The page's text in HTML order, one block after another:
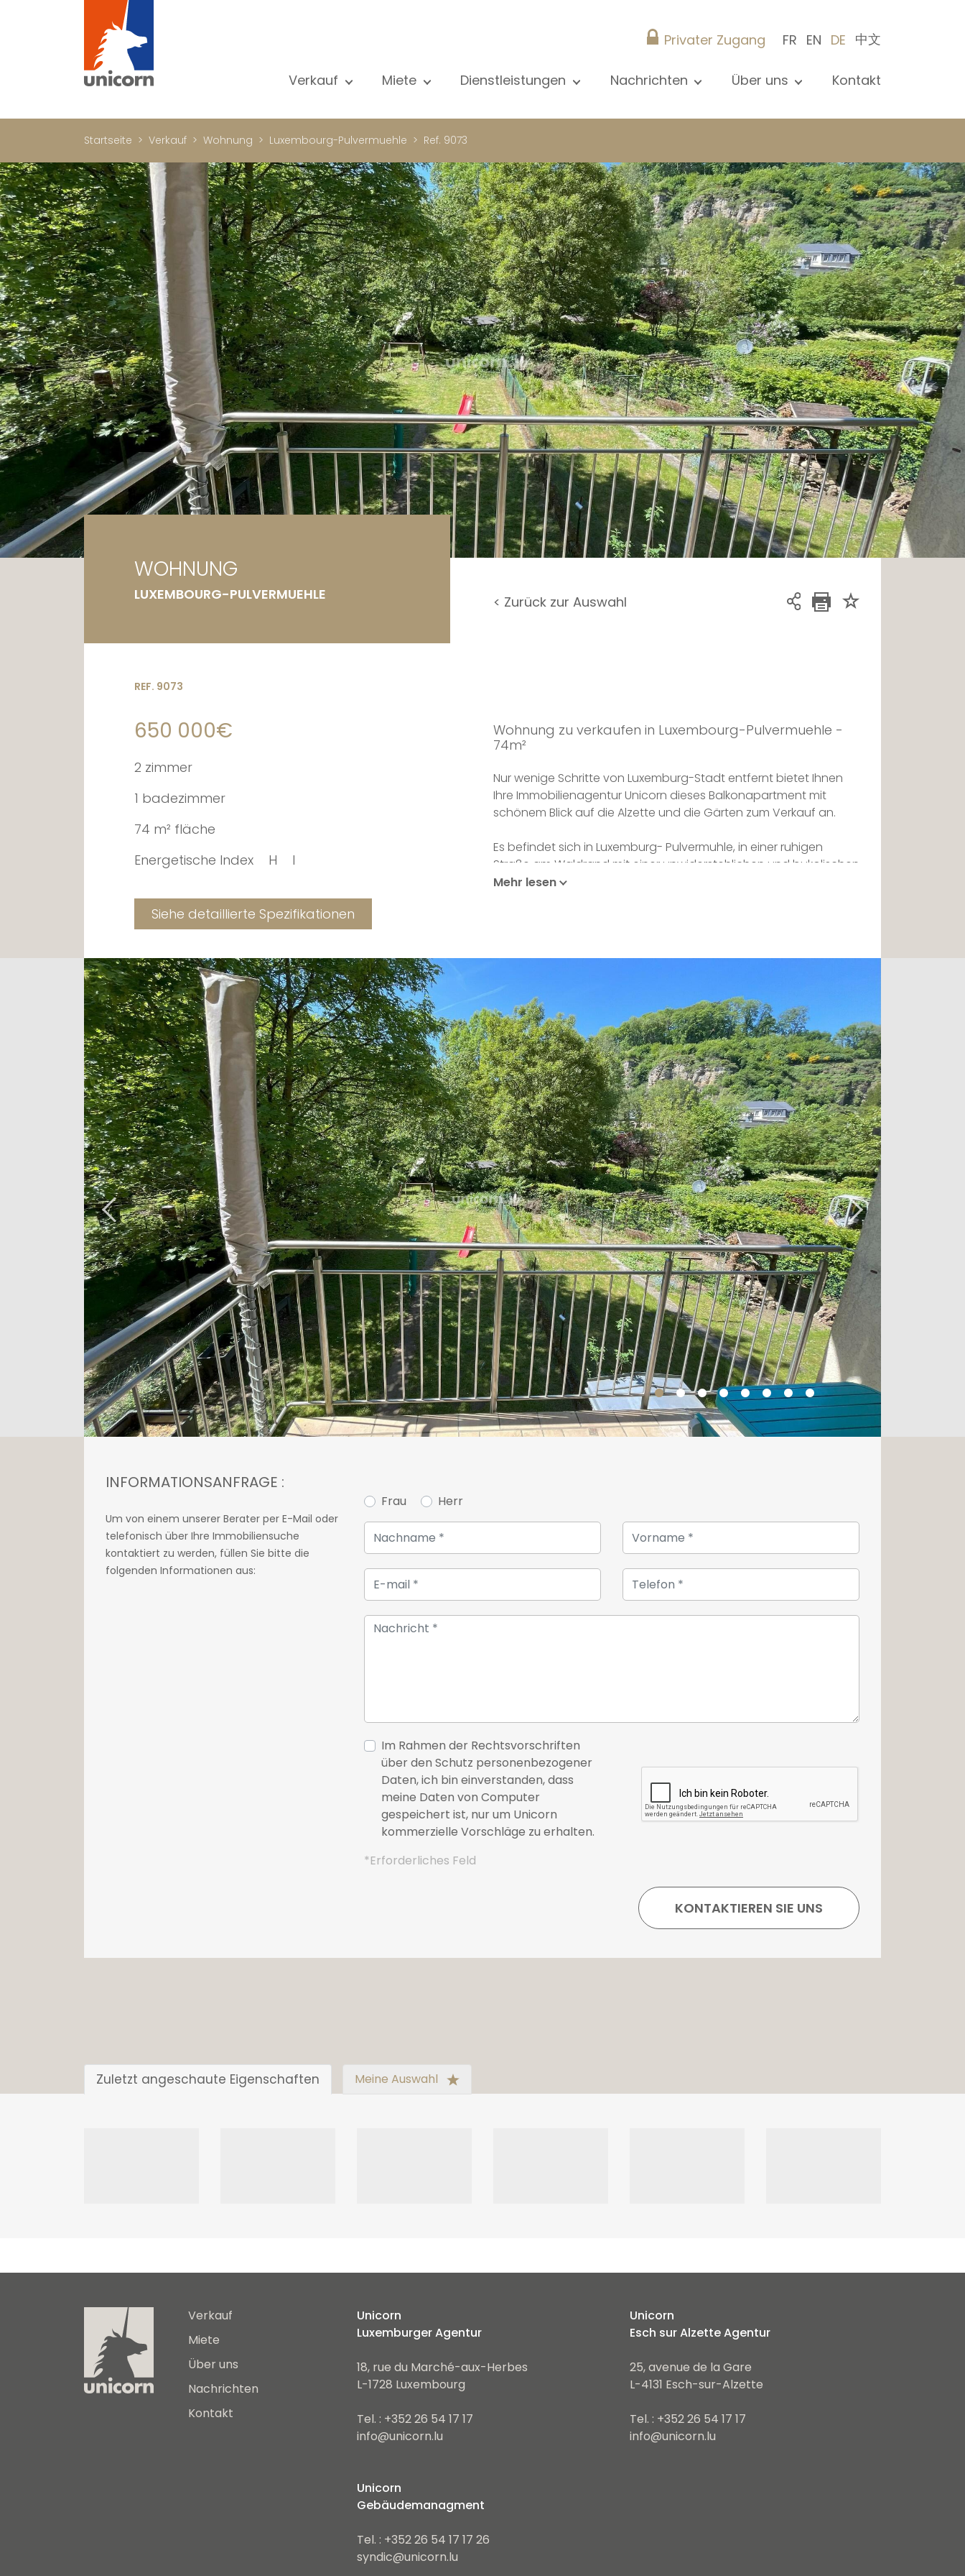
Privater Zugang FR EN DE 中文
Verkauf
Neubau
Luxus-Immobilie
International
Wohnhaus
Büro
Geschäft
Garage / Parkplatz
Grundstück
Miete
Luxus-Immobilie
International
Büro
Geschäft
Garage / Parkplatz
Dienstleistungen
Suche
Privater zugang
Mietverwaltung
Gebäudemanagment
Nachrichten
Blog
Über uns
Tipps
Karriere
Kontakt
Startseite Verkauf Wohnung Luxembourg-Pulvermuehle Ref. 9073
WOHNUNG
LUXEMBOURG-PULVERMUEHLE < Zurück zur Auswahl
REF. 9073
650 000€
2 zimmer
1 badezimmer
74 m² fläche
Energetische Index
H I
Siehe detaillierte Spezifikationen
Wohnung zu verkaufen in Luxembourg-Pulvermuehle -
74m²
Nur wenige Schritte von Luxemburg-Stadt entfernt bietet Ihnen
Ihre Immobilienagentur Unicorn dieses Balkonapartment mit
schönem Blick auf die Alzette und die Gärten zum Verkauf an.
Es befindet sich in Luxemburg- Pulvermuhle, in einer ruhigen
Straße am Waldrand mit einer unwiderstehlichen und bukolischen
Umgebung.
Südwesten, eine Waschküche und einen Keller.
Die Wohnung befindet sich im ersten Stock einer kleinen Residenz
und besteht aus einer Eingangshalle, einer neuen, offenen
Einbauküche mit Südwest-Ausrichtung, 2 schönen
Schlafzimmern, einem Badezimmer und einer separaten Toilette.
Die Immobilie befindet sich nur wenige Minuten von allen
Annehmlichkeiten und 5 Minuten von Luxemburg-Stadt entfernt.
Die Wohnung verfügt weder über einen Aufzug noch über eine
Garage.
Eine Auffrischung der Immobilie ist zu erwarten.
Für weitere Informationen oder eine Besichtigung kontaktieren Sie
uns bitte unter +352 26 54 17 17.
Mehr lesen
INFORMATIONSANFRAGE :
Um von einem unserer Berater per E-Mail oder
telefonisch über Ihre Immobiliensuche
kontaktiert zu werden, füllen Sie bitte die
folgenden Informationen aus:
Frau Herr
Im Rahmen der Rechtsvorschriften
über den Schutz personenbezogener
Daten, ich bin einverstanden, dass
meine Daten von Computer
gespeichert ist, nur um Unicorn
kommerzielle Vorschläge zu erhalten.
*Erforderliches Feld
Zuletzt angeschaute Eigenschaften Meine Auswahl
Verkauf
Miete
Über uns
Nachrichten
Kontakt
Unicorn
Luxemburger Agentur
18, rue du Marché-aux-Herbes
L-1728 Luxembourg
Tel. : +352 26 54 17 17
info@unicorn.lu
Unicorn
Esch sur Alzette Agentur
25, avenue de la Gare
L-4131 Esch-sur-Alzette
Tel. : +352 26 54 17 17
info@unicorn.lu
Unicorn
Gebäudemanagment
Tel. : +352 26 54 17 17 26
syndic@unicorn.lu